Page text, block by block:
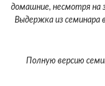
домашние, несмотря на
Выдержка из семинара
Полную версию